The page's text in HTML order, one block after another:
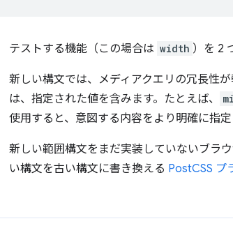
テストする機能（この場合は width ）を 2
新しい構文では、メディアクエリの冗長性
は、指定された値を含みます。たとえば、
使用すると、意図する内容をより明確に指
新しい範囲構文をまだ実装していないブラ
い構文を古い構文に書き換える PostCSS プ